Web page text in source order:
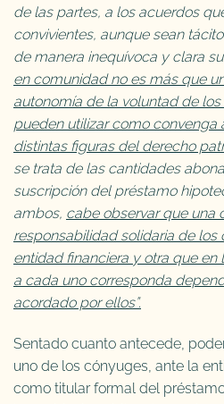
de las partes, a los acuerdos
convivientes, aunque sean
de manera inequívoca y clara
en comunidad no es más que
autonomía de la voluntad de
pueden utilizar como convenga
distintas figuras del derecho
se trata de las cantidades
suscripción del préstamo
ambos, cabe observar que una
responsabilidad solidaria de los
entidad financiera y otra que en
a cada uno corresponda
acordado por ellos”.
Sentado cuanto antecede,
uno de los cónyuges, ante la
como titular formal del